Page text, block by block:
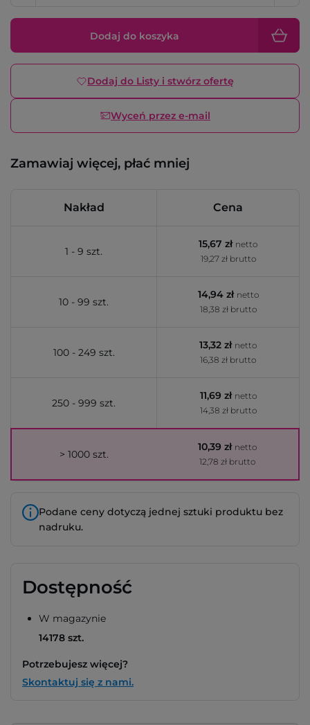
Dodaj do koszyka
Dodaj do Listy i stwórz ofertę
Wyceń przez e-mail
Zamawiaj więcej, płać mniej
Nakład Cena
1 - 9 szt.
15,67 zł netto
19,27 zł brutto
10 - 99 szt.
14,94 zł netto
18,38 zł brutto
100 - 249 szt.
13,32 zł netto
16,38 zł brutto
250 - 999 szt.
11,69 zł netto
14,38 zł brutto
> 1000 szt.
10,39 zł netto
12,78 zł brutto
Podane ceny dotyczą jednej sztuki produktu bez
nadruku.
Dostępność
W magazynie
14178 szt.
Potrzebujesz więcej?
Skontaktuj się z nami.